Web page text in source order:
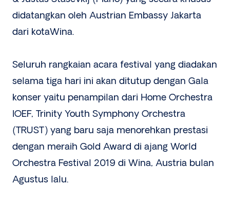
didatangkan oleh Austrian Embassy Jakarta
dari kotaWina.
Seluruh rangkaian acara festival yang diadakan
selama tiga hari ini akan ditutup dengan Gala
konser yaitu penampilan dari Home Orchestra
IOEF, Trinity Youth Symphony Orchestra
(TRUST) yang baru saja menorehkan prestasi
dengan meraih Gold Award di ajang World
Orchestra Festival 2019 di Wina, Austria bulan
Agustus lalu.